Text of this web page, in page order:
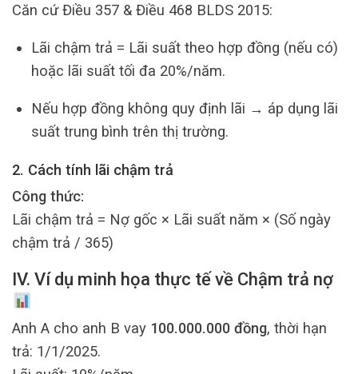
Căn cứ Điều 357 & Điều 468 BLDS 2015:
Lãi chậm trả = Lãi suất theo hợp đồng (nếu có)
hoặc lãi suất tối đa 20%/năm.
Nếu hợp đồng không quy định lãi → áp dụng lãi
suất trung bình trên thị trường.
2. Cách tính lãi chậm trả
Công thức:
Lãi chậm trả = Nợ gốc × Lãi suất năm × (Số ngày
chậm trả / 365)
IV. Ví dụ minh họa thực tế về Chậm trả nợ
Anh A cho anh B vay 100.000.000 đồng, thời hạn
trả: 1/1/2025.